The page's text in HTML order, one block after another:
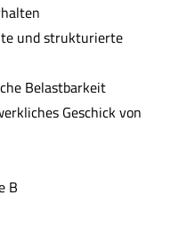
und strukturierte
Belastbarkeit
Geschick von
B